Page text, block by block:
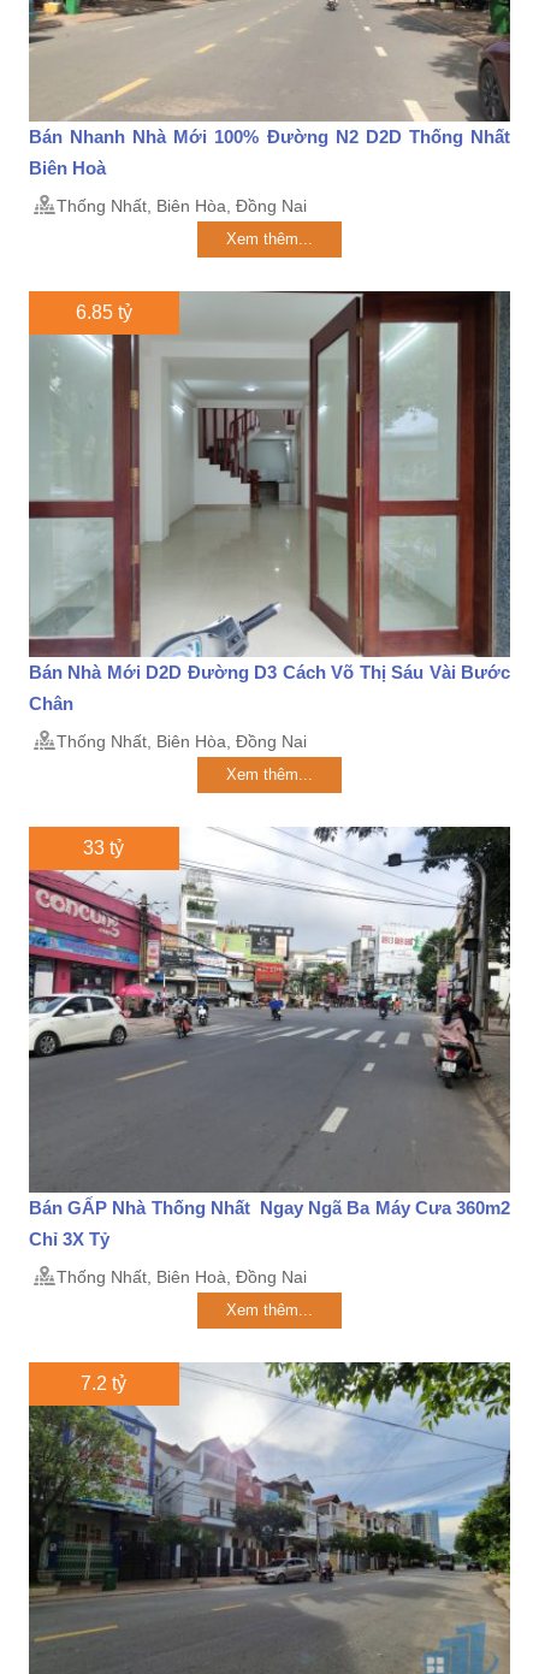
Bán Nhanh Nhà Mới 100% Đường N2 D2D Thống Nhất
Biên Hoà
Thống Nhất, Biên Hòa, Đồng Nai
Xem thêm...
6.85 tỷ
Bán Nhà Mới D2D Đường D3 Cách Võ Thị Sáu Vài Bước
Chân
Thống Nhất, Biên Hòa, Đồng Nai
Xem thêm...
33 tỷ
Bán GẤP Nhà Thống Nhất Ngay Ngã Ba Máy Cưa 360m2
Chỉ 3X Tỷ
Thống Nhất, Biên Hoà, Đồng Nai
Xem thêm...
7.2 tỷ